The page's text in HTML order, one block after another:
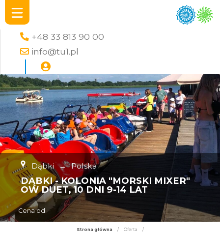
+48 33 813 90 00
info@tu1.pl
Dąbki → Polska
DĄBKI - KOLONIA "MORSKI MIXER"
OW DUET, 10 DNI 9-14 LAT
Cena od
Strona główna / Oferta
/